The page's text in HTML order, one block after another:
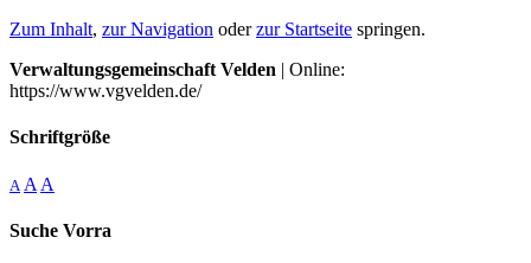
Zum Inhalt, zur Navigation oderzur Startseite springen.
Verwaltungsgemeinschaft Velden | Online:
https://www.vgvelden.de/
Schriftgröße
A A A
Suche Vorra